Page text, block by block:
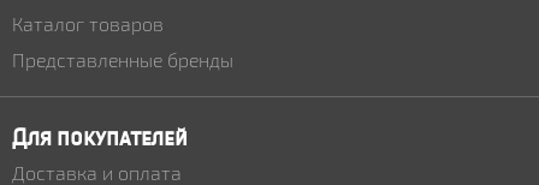
Каталог товаров
Представленные бренды
Для покупателей
Доставка и оплата